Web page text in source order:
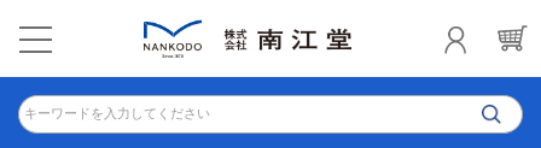
キーワードを入力してください